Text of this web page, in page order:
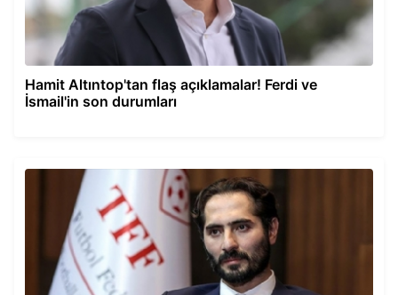
Hamit Altıntop'tan flaş açıklamalar! Ferdi ve
İsmail'in son durumları